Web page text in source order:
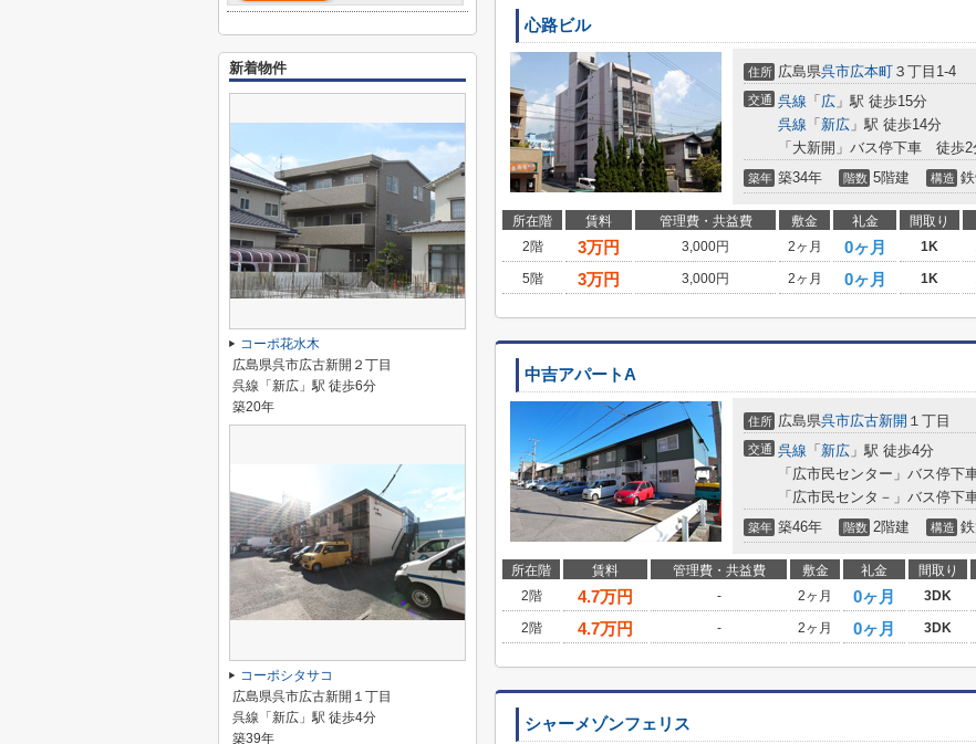
心路ビル
住所 広島県呉市広本町 ３丁目1-4
交通 呉線 「 広 」駅 徒歩15分
呉線 「 新広 」駅 徒歩14分
「大新開」バス停下車 徒歩2
築年 築34年 階数 5階建 構造
所在階 賃料 管理費・共益費 敷金 礼金 間取り
2階
3万円 3,000円 2ヶ月 0ヶ月 1K
5階
3万円 3,000円 2ヶ月 0ヶ月 1K
中吉アパートA
住所 広島県呉市広古新開 １丁目
交通 呉線 「 新広 」駅 徒歩4分
「広市民センター」バス停
「広市民センタ－」バス停
築年 築46年 階数 2階建 構造
所在階 賃料 管理費・共益費 敷金 礼金 間取り
2階
4.7万円 - 2ヶ月 0ヶ月 3DK
2階
4.7万円 - 2ヶ月 0ヶ月 3DK
シャーメゾンフェリス
新着物件
コーポ花水木
広島県呉市広古新開２丁目
呉線「新広」駅 徒歩6分
築20年
コーポシタサコ
広島県呉市広古新開１丁目
呉線「新広」駅 徒歩4分
築39年